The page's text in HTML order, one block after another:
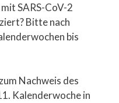
SARS-CoV-2
Bitte nach
bis
Nachweis des
Kalenderwoche in